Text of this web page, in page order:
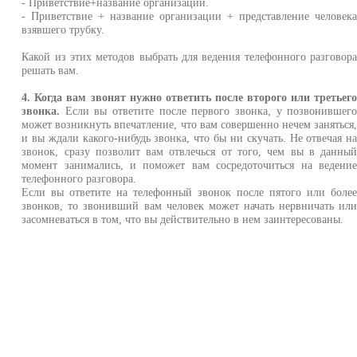
- Приветствие + название организации + представление человека
взявшего трубку.
Какой из этих методов выбрать для ведения телефонного разговора
решать вам.
4. Когда вам звонят нужно ответить после второго или третьего
звонка. Если вы ответите после первого звонка, у позвонившего
может возникнуть впечатление, что вам совершенно нечем заняться,
и вы ждали какого-нибудь звонка, что бы ни скучать. Не отвечая на
звонок, сразу позволит вам отвлечься от того, чем вы в данный
момент занимались, и поможет вам сосредоточиться на ведение
телефонного разговора.
Если вы ответите на телефонный звонок после пятого или более
звонков, то звонивший вам человек может начать нервничать или
засомневаться в том, что вы действительно в нем заинтересованы.